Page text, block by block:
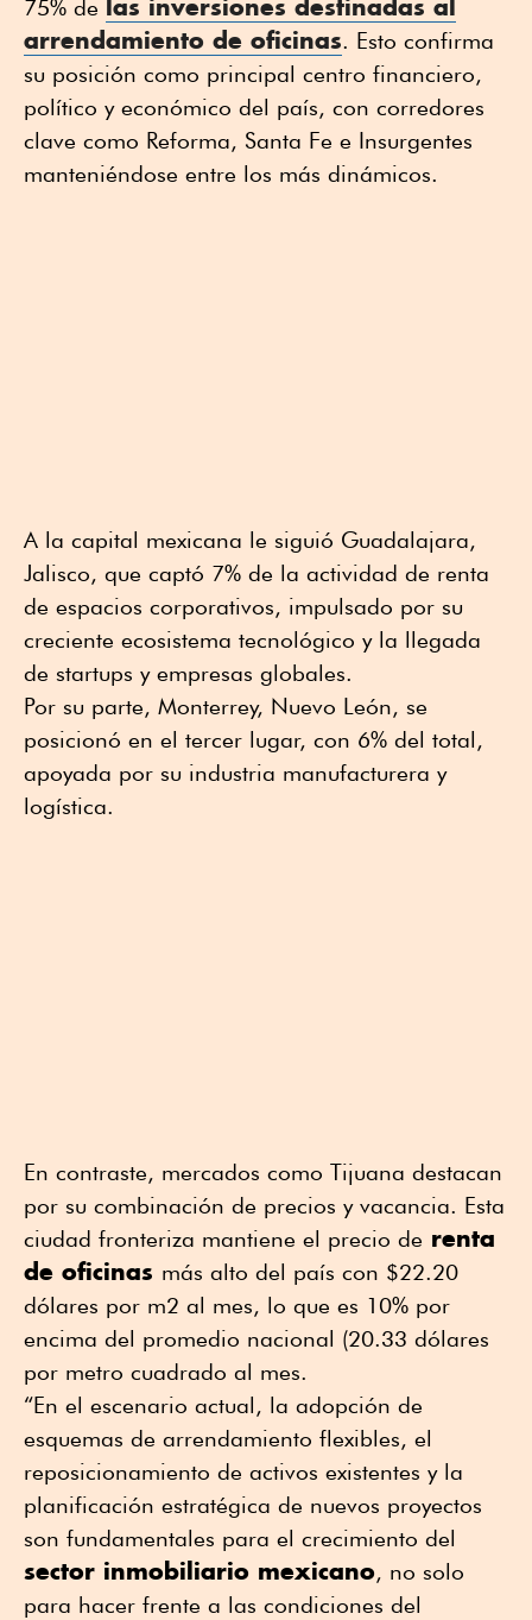
75% de las inversiones destinadas al
arrendamiento de oficinas. Esto confirma
su posición como principal centro financiero,
político y económico del país, con corredores
clave como Reforma, Santa Fe e Insurgentes
manteniéndose entre los más dinámicos.
A la capital mexicana le siguió Guadalajara,
Jalisco, que captó 7% de la actividad de renta
de espacios corporativos, impulsado por su
creciente ecosistema tecnológico y la llegada
de startups y empresas globales.
Por su parte, Monterrey, Nuevo León, se
posicionó en el tercer lugar, con 6% del total,
apoyada por su industria manufacturera y
logística.
En contraste, mercados como Tijuana destacan
por su combinación de precios y vacancia. Esta
ciudad fronteriza mantiene el precio de renta
de oficinas más alto del país con $22.20
dólares por m2 al mes, lo que es 10% por
encima del promedio nacional (20.33 dólares
por metro cuadrado al mes.
“En el escenario actual, la adopción de
esquemas de arrendamiento flexibles, el
reposicionamiento de activos existentes y la
planificación estratégica de nuevos proyectos
son fundamentales para el crecimiento del
sector inmobiliario mexicano, no solo
para hacer frente a las condiciones del